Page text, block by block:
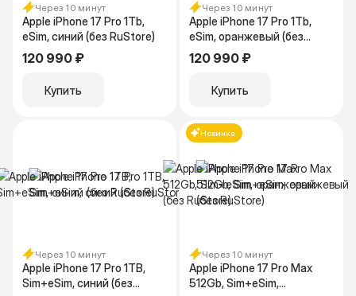
Через 10 минут
Apple iPhone 17 Pro 1Tb,
eSim, синий (без RuStore)
120 990 ₽
Купить
Через 10 минут
Apple iPhone 17 Pro 1Tb,
eSim, оранжевый (без
RuStore)
120 990 ₽
Купить
Через 10 минут
Apple iPhone 17 Pro 1TB,
Sim+eSim, синий (без
Новинка
Через 10 минут
Apple iPhone 17 Pro Max
512Gb, Sim+eSim,